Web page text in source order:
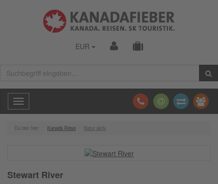
EUR
Toggle
navigation
Du bist hier: Kanada Reise Natur aktiv
Stewart River